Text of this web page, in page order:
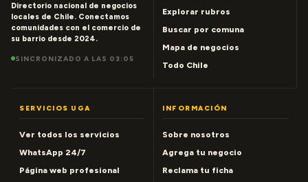
Directorio nacional de negocios
locales de Chile. Conectamos
comunidades con el comercio de
su barrio desde 2024.
SINCRONIZADO A LAS 03:05
Explorar rubros
Buscar por comuna
Mapa de negocios
Todo Chile
SERVICIOS UGA
Ver todos los servicios
WhatsApp 24/7
Página web profesional
INFORMACIÓN
Sobre nosotros
Agrega tu negocio
Reclama tu ficha